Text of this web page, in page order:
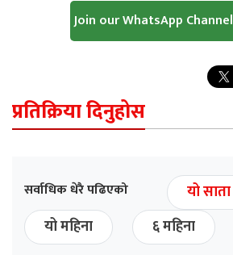
Join our WhatsApp Channel
प्रतिक्रिया दिनुहोस
सर्वाधिक धेरै पढिएको
यो साता
यो महिना
६ महिना